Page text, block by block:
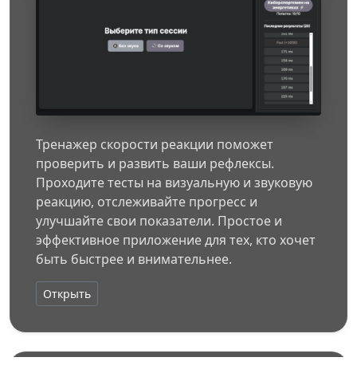
Тренажер скорости реакции поможет
проверить и развить ваши рефлексы.
Проходите тесты на визуальную и звуковую
реакцию, отслеживайте прогресс и
улучшайте свои показатели. Простое и
эффективное приложение для тех, кто хочет
быть быстрее и внимательнее.
Открыть